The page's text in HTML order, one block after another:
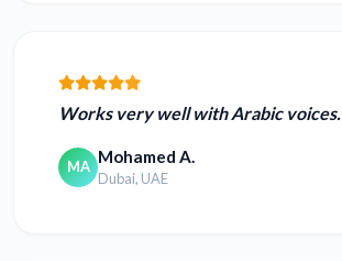
Works very well with Arabic voices.
MA Mohamed A.
Dubai, UAE